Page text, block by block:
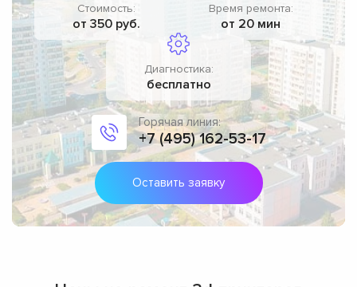
Стоимость:
от 350 руб.
Время ремонта:
от 20 мин
Диагностика:
бесплатно
Горячая линия:
+7 (495) 162-53-17
Оставить заявку